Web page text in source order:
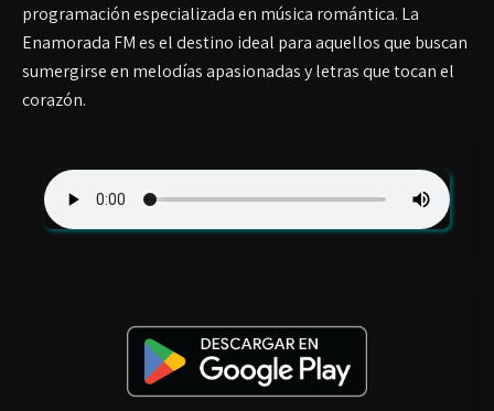
programación especializada en música romántica. La
Enamorada FM es el destino ideal para aquellos que buscan
sumergirse en melodías apasionadas y letras que tocan el
corazón.